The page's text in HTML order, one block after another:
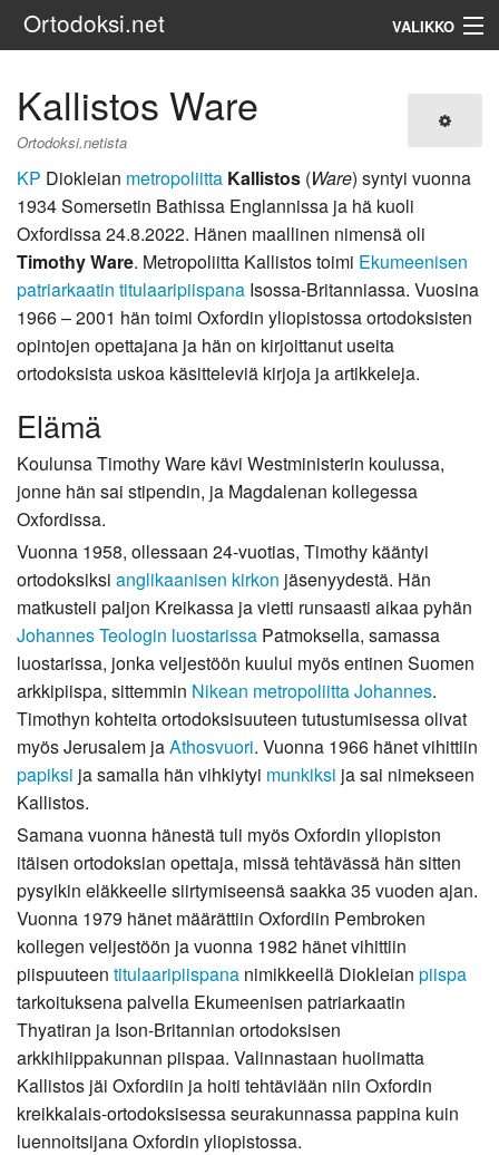
Ortodoksi.net VALIKKO
Kallistos Ware
Ortodoksi.netista
KP Diokleian metropoliitta Kallistos (Ware) syntyi vuonna
1934 Somersetin Bathissa Englannissa ja hä kuoli
Oxfordissa 24.8.2022. Hänen maallinen nimensä oli
Timothy Ware. Metropoliitta Kallistos toimi Ekumeenisen
patriarkaatin titulaaripiispana Isossa-Britanniassa. Vuosina
1966 – 2001 hän toimi Oxfordin yliopistossa ortodoksisten
opintojen opettajana ja hän on kirjoittanut useita
ortodoksista uskoa käsitteleviä kirjoja ja artikkeleja.
Elämä
Koulunsa Timothy Ware kävi Westministerin koulussa,
jonne hän sai stipendin, ja Magdalenan kollegessa
Oxfordissa.
Vuonna 1958, ollessaan 24-vuotias, Timothy kääntyi
ortodoksiksi anglikaanisen kirkon jäsenyydestä. Hän
matkusteli paljon Kreikassa ja vietti runsaasti aikaa pyhän
Johannes Teologin luostarissa Patmoksella, samassa
luostarissa, jonka veljestöön kuului myös entinen Suomen
arkkipiispa, sittemmin Nikean metropoliitta Johannes.
Timothyn kohteita ortodoksisuuteen tutustumisessa olivat
myös Jerusalem jaAthosvuori. Vuonna 1966 hänet vihittiin
papiksi ja samalla hän vihkiytyi munkiksi ja sai nimekseen
Kallistos.
Samana vuonna hänestä tuli myös Oxfordin yliopiston
itäisen ortodoksian opettaja, missä tehtävässä hän sitten
pysyikin eläkkeelle siirtymiseensä saakka 35 vuoden ajan.
Vuonna 1979 hänet määrättiin Oxfordiin Pembroken
kollegen veljestöön ja vuonna 1982 hänet vihittiin
piispuuteen titulaaripiispana nimikkeellä Diokleian piispa
tarkoituksena palvella Ekumeenisen patriarkaatin
Thyatiran ja Ison-Britannian ortodoksisen
arkkihiippakunnan piispaa. Valinnastaan huolimatta
Kallistos jäi Oxfordiin ja hoiti tehtäviään niin Oxfordin
kreikkalais-ortodoksisessa seurakunnassa pappina kuin
luennoitsijana Oxfordin yliopistossa.